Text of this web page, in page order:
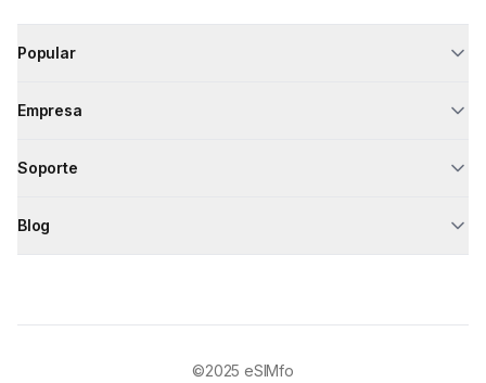
Popular
Empresa
Soporte
Blog
©2025 eSIMfo